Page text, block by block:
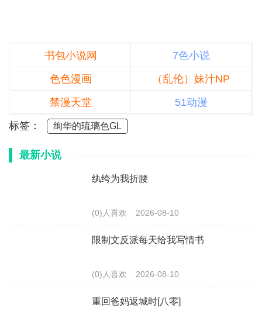
书包小说网
7色小说
色色漫画
（乱伦）妹汁NP
禁漫天堂
51动漫
标签：
绚华的琉璃色GL
最新小说
纨绔为我折腰
(0)人喜欢 2026-08-10
限制文反派每天给我写情书
(0)人喜欢 2026-08-10
重回爸妈返城时[八零]